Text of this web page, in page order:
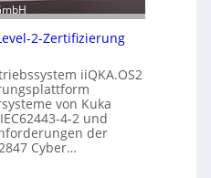
2-Zertifizierung
iiQKA.OS2
von Kuka
4-2 und
der
Cyber…